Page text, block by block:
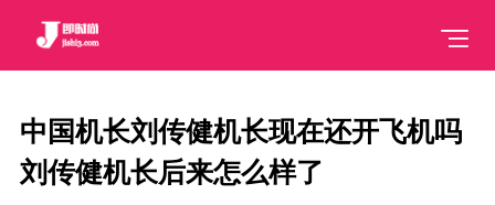
中国机长刘传健机长现在还开飞机吗
刘传健机长后来怎么样了